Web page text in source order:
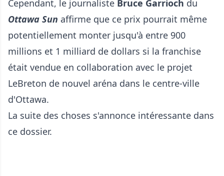
Cependant, le journaliste Bruce Garrioch du
Ottawa Sun affirme que ce prix pourrait même
potentiellement monter jusqu'à entre 900
millions et 1 milliard de dollars si la franchise
était vendue en collaboration avec le projet
LeBreton de nouvel aréna dans le centre-ville
d'Ottawa.
La suite des choses s'annonce intéressante dans
ce dossier.